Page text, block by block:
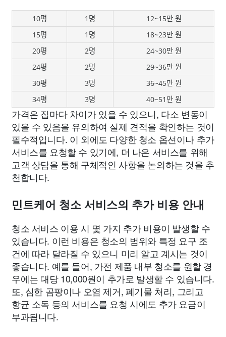
10평 1명
12~15만 원
15평
1명
18~23만 원
20평
2명
24~30만 원
24평
2명
29~36만 원
30평
3명
36~45만 원
34평
3명 40~51만 원
가격은 집마다 차이가 있을 수 있으니, 다소 변동이
있을 수 있음을 유의하여 실제 견적을 확인하는 것이
필수적입니다. 이 외에도 다양한 청소 옵션이나 추가
서비스를 요청할 수 있기에, 더 나은 서비스를 위해
고객 상담을 통해 구체적인 사항을 논의하는 것을 추
천합니다.
민트케어 청소 서비스의 추가 비용 안내
청소 서비스 이용 시 몇 가지 추가 비용이 발생할 수
있습니다. 이런 비용은 청소의 범위와 특정 요구 조
건에 따라 달라질 수 있으니 미리 알고 계시는 것이
좋습니다. 예를 들어, 가전 제품 내부 청소를 원할 경
우에는 대당 10,000원이 추가로 발생할 수 있습니다.
또, 심한 곰팡이나 오염 제거, 폐기물 처리, 그리고
항균 소독 등의 서비스를 요청 시에도 추가 요금이
부과됩니다.